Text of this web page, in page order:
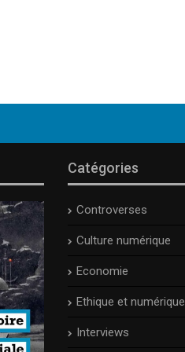
Catégories
Controverses
Culture numérique
Economie
Ethique et numérique
Interviews